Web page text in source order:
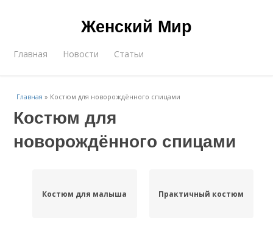
Женский Мир
Главная Новости Статьи
Главная » Костюм для новорождённого спицами
Костюм для
новорождённого спицами
Костюм для малыша Практичный костюм